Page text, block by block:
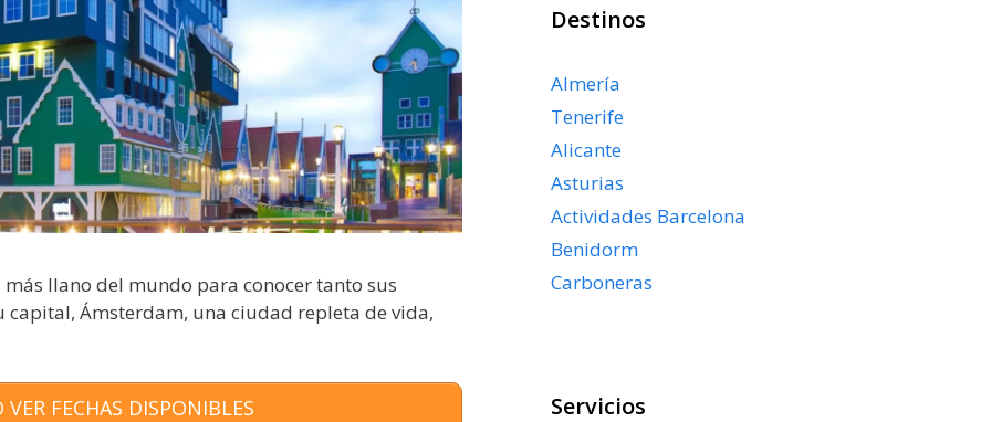
llano del mundo para conocer tanto sus
Ámsterdam, una ciudad repleta de vida,
VER FECHAS DISPONIBLES
Destinos
Almería
Tenerife
Alicante
Asturias
Actividades Barcelona
Benidorm
Carboneras
Servicios